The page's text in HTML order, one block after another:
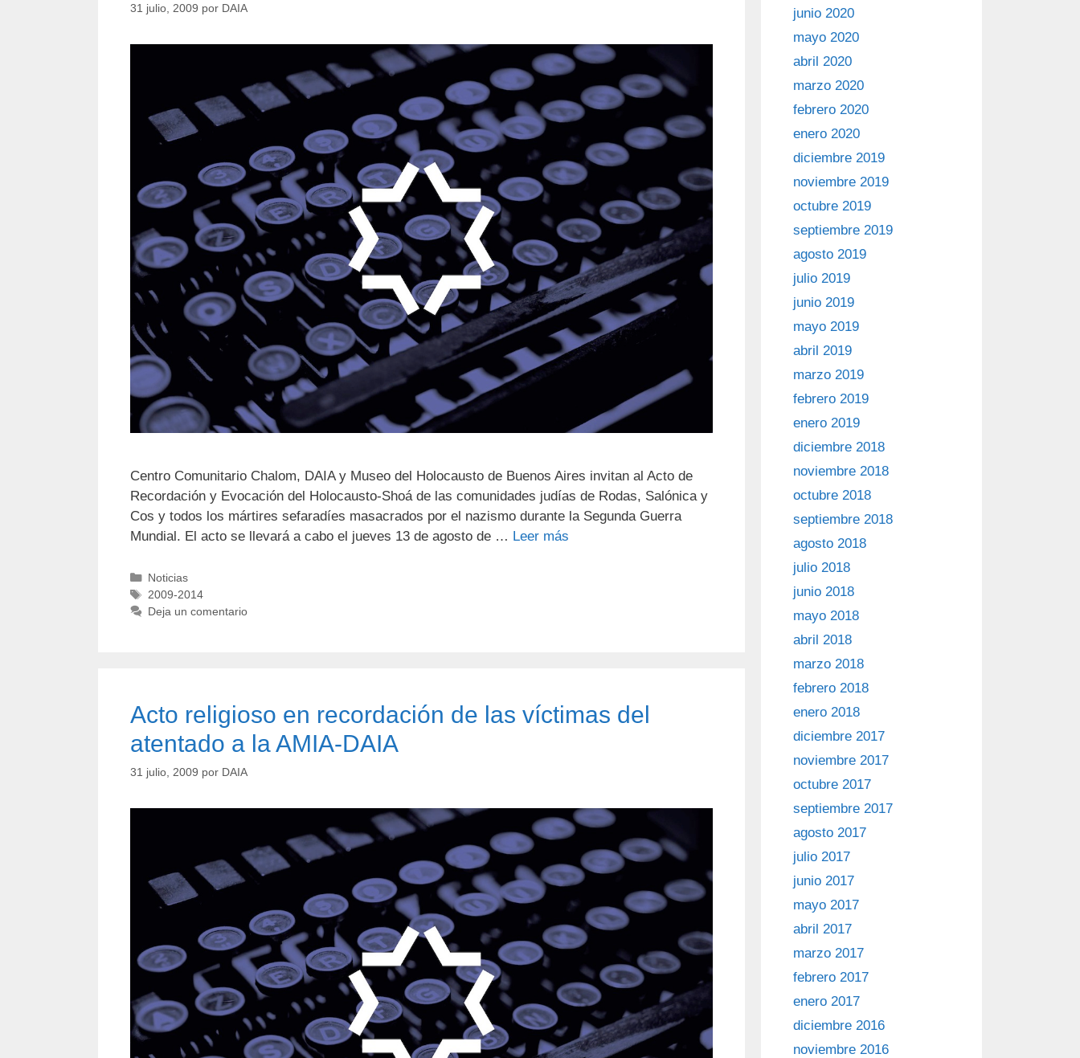
31 julio, 2009 por DAIA
Centro Comunitario Chalom, DAIA y Museo del Holocausto de Buenos Aires invitan al Acto de
Recordación y Evocación del Holocausto-Shoá de las comunidades judías de Rodas, Salónica y
Cos y todos los mártires sefaradíes masacrados por el nazismo durante la Segunda Guerra
Mundial. El acto se llevará a cabo el jueves 13 de agosto de … Leer más
Noticias
2009-2014
Deja un comentario
Acto religioso en recordación de las víctimas del
atentado a la AMIA-DAIA
31 julio, 2009 por DAIA
junio 2020
mayo 2020
abril 2020
marzo 2020
febrero 2020
enero 2020
diciembre 2019
noviembre 2019
octubre 2019
septiembre 2019
agosto 2019
julio 2019
junio 2019
mayo 2019
abril 2019
marzo 2019
febrero 2019
enero 2019
diciembre 2018
noviembre 2018
octubre 2018
septiembre 2018
agosto 2018
julio 2018
junio 2018
mayo 2018
abril 2018
marzo 2018
febrero 2018
enero 2018
diciembre 2017
noviembre 2017
octubre 2017
septiembre 2017
agosto 2017
julio 2017
junio 2017
mayo 2017
abril 2017
marzo 2017
febrero 2017
enero 2017
diciembre 2016
noviembre 2016